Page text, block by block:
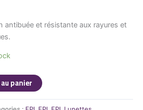
antibuée et résistante aux rayures et
panier